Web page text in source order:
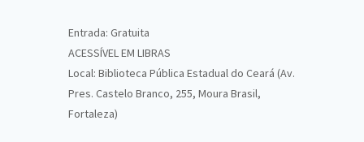
Entrada: Gratuita
ACESSÍVEL EM LIBRAS
Local: Biblioteca Pública Estadual do Ceará (Av.
Pres. Castelo Branco, 255, Moura Brasil,
Fortaleza)